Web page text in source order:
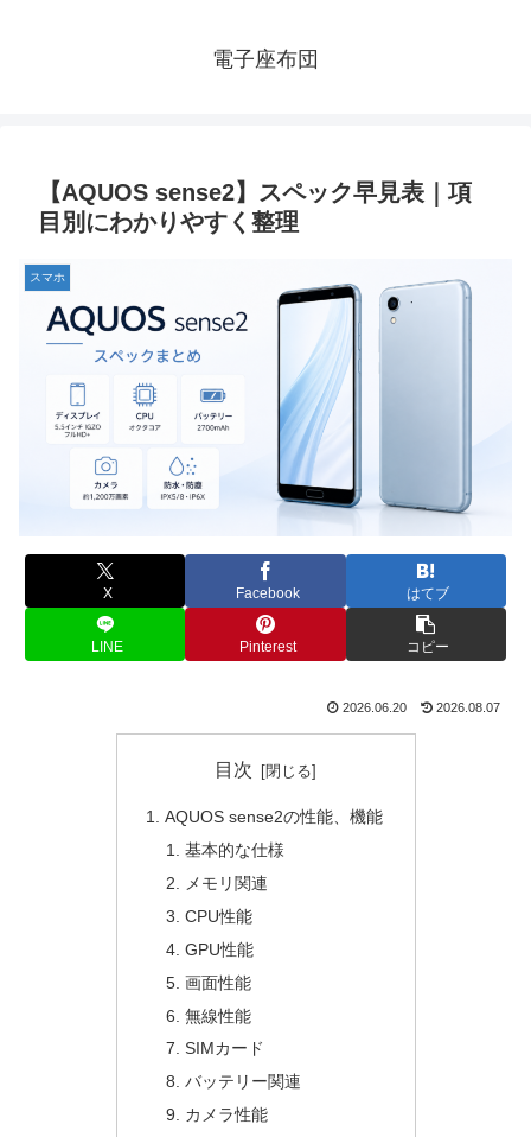
電子座布団
【AQUOS sense2】スペック早見表｜項
目別にわかりやすく整理
スマホ
X Facebook はてブ
LINE Pinterest コピー
2026.06.20 2026.08.07
目次
AQUOS sense2の性能、機能
基本的な仕様
メモリ関連
CPU性能
GPU性能
画面性能
無線性能
SIMカード
バッテリー関連
カメラ性能